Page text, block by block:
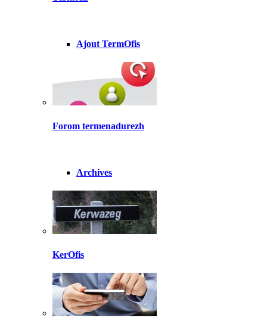
Ajout TermOfis
Forom termenadurezh
Archives
KerOfis